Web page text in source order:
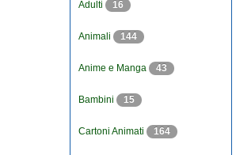
Adulti 16
Animali 144
Anime e Manga 43
Bambini 15
Cartoni Animati 164